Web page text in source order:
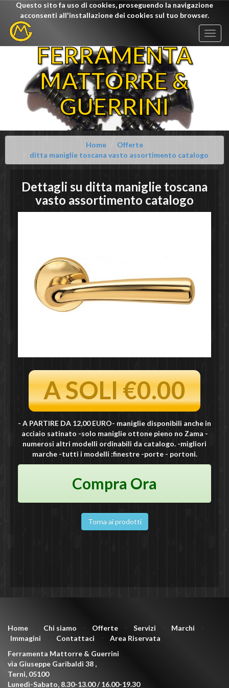
Questo sito fa uso di cookies, proseguendo la navigazione
acconsenti all'installazione dei cookies sul tuo browser.
FERRAMENTA
MATTORRE &
GUERRINI
Home
Offerte
ditta maniglie toscana vasto assortimento catalogo
Dettagli su ditta maniglie toscana
vasto assortimento catalogo
A SOLI €0.00
- A PARTIRE DA 12,00 EURO- maniglie disponibili anche in
acciaio satinato -solo maniglie ottone pieno no Zama -
numerosi altri modelli ordinabili da catalogo. -migliori
marche -tutti i modelli :finestre -porte - portoni.
Compra Ora
Torna ai prodotti
Home Chi siamo ⋅ Offerte ⋅ Servizi Marchi
Immagini
Contattaci ⋅
Area Riservata
Ferramenta Mattorre & Guerrini
via Giuseppe Garibaldi 38 ,
Terni, 05100
Lunedì-Sabato, 8.30-13.00 / 16.00-19.30